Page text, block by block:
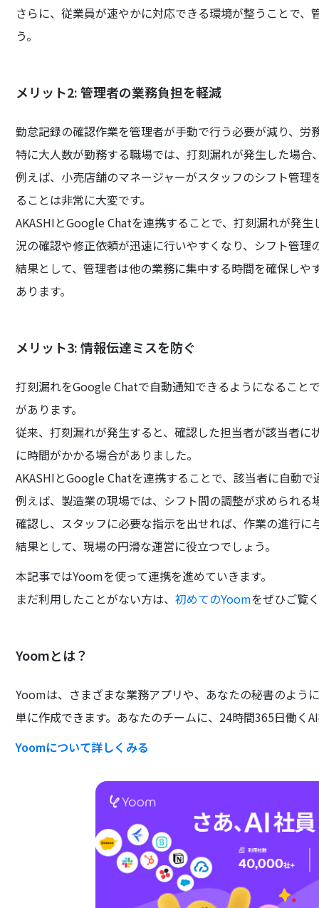
さらに、従業員が速やかに対応できる環境が整うことで
う。
メリット2: 管理者の業務負担を軽減
勤怠記録の確認作業を管理者が手動で行う必要が減り、
特に大人数が勤務する職場では、打刻漏れが発生した場
例えば、小売店舗のマネージャーがスタッフのシフト管
ることは非常に大変です。
AKASHIとGoogle Chatを連携することで、打刻漏れが発
況の確認や修正依頼が迅速に行いやすくなり、シフト管理
結果として、管理者は他の業務に集中する時間を確保し
あります。
メリット3: 情報伝達ミスを防ぐ
打刻漏れをGoogle Chatで自動通知できるようになること
があります。
従来、打刻漏れが発生すると、確認した担当者が該当者
に時間がかかる場合がありました。
AKASHIとGoogle Chatを連携することで、該当者に自動
例えば、製造業の現場では、シフト間の調整が求められ
確認し、スタッフに必要な指示を出せれば、作業の進行
結果として、現場の円滑な運営に役立つでしょう。
本記事ではYoomを使って連携を進めていきます。
まだ利用したことがない方は、初めてのYoomをぜひご覧
Yoomとは？
Yoomは、さまざまな業務アプリや、あなたの秘書のよう
単に作成できます。あなたのチームに、24時間365日働く
Yoomについて詳しくみる